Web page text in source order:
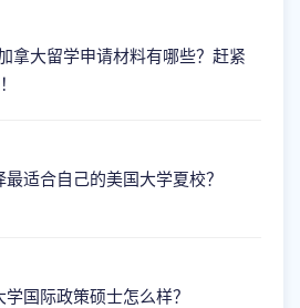
拿大留学申请材料有哪些？赶紧
适合自己的美国大学夏校？
国际政策硕士怎么样？